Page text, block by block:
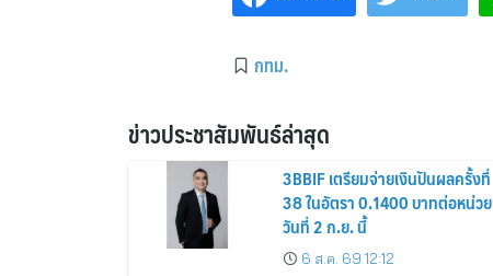
กทม.
ข่าวประชาสัมพันธ์ล่าสุด
3BBIF เตรียมจ่ายเงินปันผลครั้งที่
38 ในอัตรา 0.1400 บาทต่อหน่วย
วันที่ 2 ก.ย. นี้
6 ส.ค. 69 12:12